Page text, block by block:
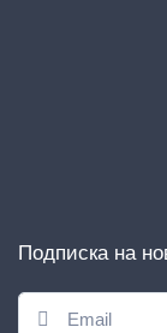
Подписка на